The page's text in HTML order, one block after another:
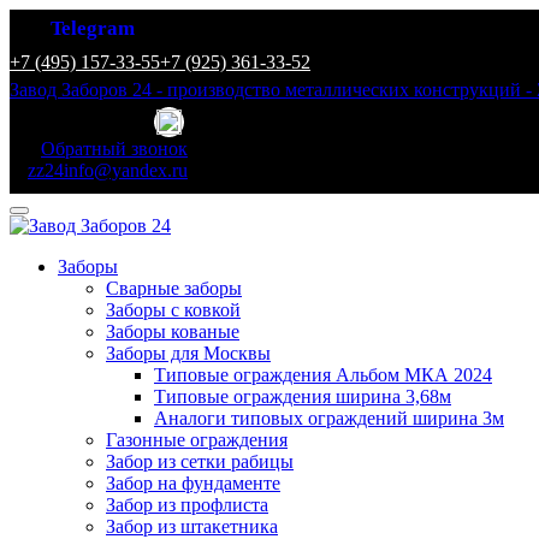
+7 (495) 157-33-55+7 (925) 361-33-52
Завод Заборов 24 - производство металлических конструкций -
Telegram
Обратный звонок
zz24info@yandex.ru
Заборы
Сварные заборы
Заборы с ковкой
Заборы кованые
Заборы для Москвы
Типовые ограждения Альбом МКА 2024
Типовые ограждения ширина 3,68м
Аналоги типовых ограждений ширина 3м
Газонные ограждения
Забор из сетки рабицы
Забор на фундаменте
Забор из профлиста
Забор из штакетника